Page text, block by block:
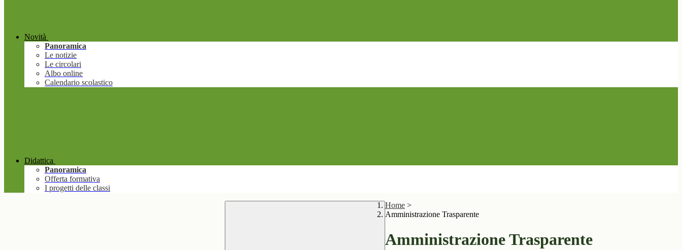
Novità
Panoramica
Le notizie
Le circolari
Albo online
Calendario scolastico
Didattica
Panoramica
Offerta formativa
I progetti delle classi
Home >
Amministrazione Trasparente
Amministrazione Trasparente